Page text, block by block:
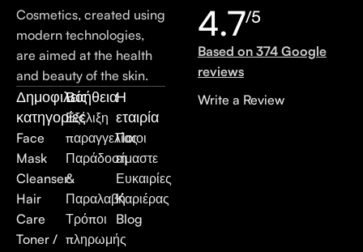
Cosmetics, created using
modern technologies,
are aimed at the health
and beauty of the skin.
Δημοφιλείς
κατηγορίες
Face
Mask
Cleanser
Hair
Care
Toner /
Βοήθεια
Εξέλιξη
παραγγελίας
Παράδοση
&
Παραλαβή
Τρόποι
πληρωμής
Η
εταιρία
Ποιοι
είμαστε
Ευκαιρίες
Καριέρας
Blog
4.7/5
Based on 374 Google
reviews
Write a Review